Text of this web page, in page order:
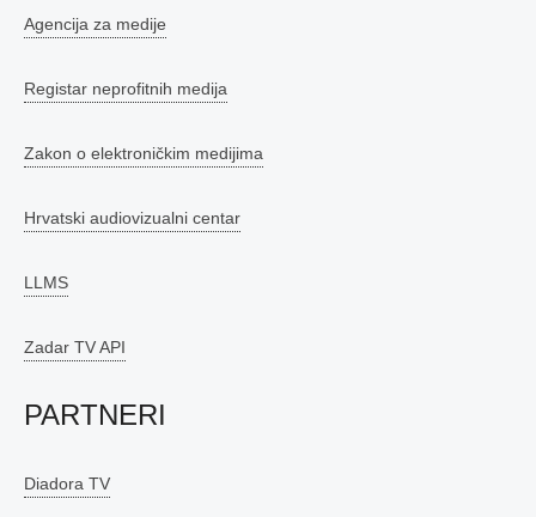
Agencija za medije
Registar neprofitnih medija
Zakon o elektroničkim medijima
Hrvatski audiovizualni centar
LLMS
Zadar TV API
PARTNERI
Diadora TV